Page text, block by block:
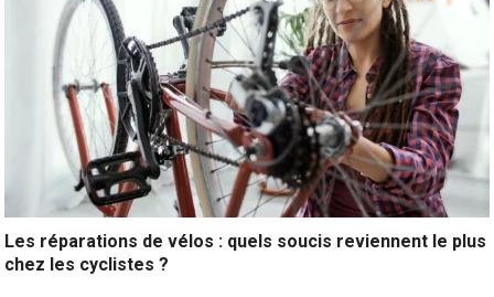
Les réparations de vélos : quels soucis reviennent le plus
chez les cyclistes ?